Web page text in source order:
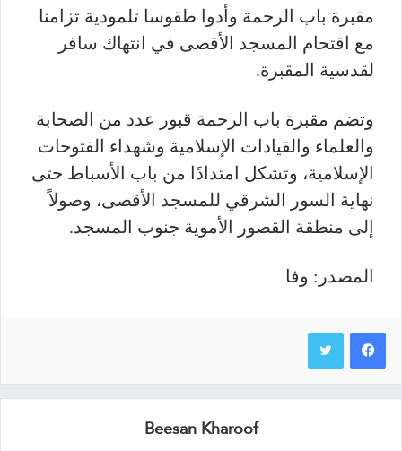
مقبرة باب الرحمة وأدوا طقوسا تلمودية تزامنا
مع اقتحام المسجد الأقصى في انتهاك سافر
لقدسية المقبرة.
وتضم مقبرة باب الرحمة قبور عدد من الصحابة
والعلماء والقيادات الإسلامية وشهداء الفتوحات
الإسلامية، وتشكل امتدادًا من باب الأسباط حتى
نهاية السور الشرقي للمسجد الأقصى، وصولاً
إلى منطقة القصور الأموية جنوب المسجد.
المصدر: وفا
Beesan Kharoof